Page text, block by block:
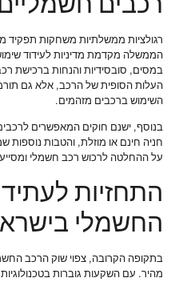
רגולציות ממשלתיות משחקות תפקיד
הממשלה מקדמת מדיניות לעידוד
במסים, סובסידיות והנחות ברכישת
העלות הסופית של הרכב, אלא גם
השימוש ברכבים מזהמים.
בנוסף, ישנם חוקים המאפשרים לרכבים
חניה חינם או מוזלת, והטבות נוספות
על ההחלטה לרכוש רכב חשמלי
התחזיות
החשמלי
בתקופה הקרובה, צפוי שוק הרכב
מהיר. עם השקעות גוברות